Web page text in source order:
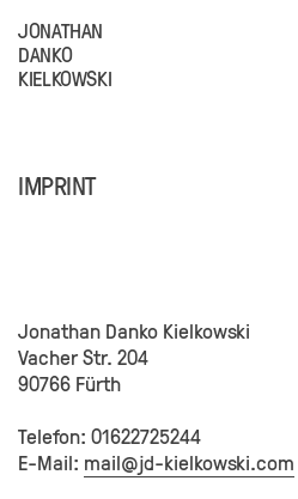
JONATHAN
DANKO
KIELKOWSKI
IMPRINT
Jonathan Danko Kielkowski
Vacher Str. 204
90766 Fürth
Telefon: 01622725244
E-Mail: mail@jd-kielkowski.com